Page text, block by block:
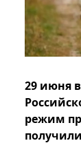
29 июня
режим